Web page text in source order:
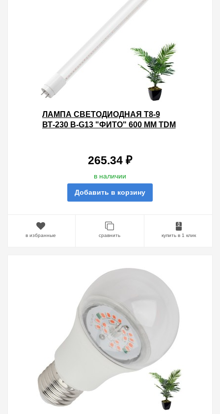
ЛАМПА СВЕТОДИОДНАЯ T8-9
ВТ-230 В-G13 "ФИТО" 600 ММ TDM
265.34 ₽
в наличии
Добавить в корзину
в избранные сравнить купить в 1 клик